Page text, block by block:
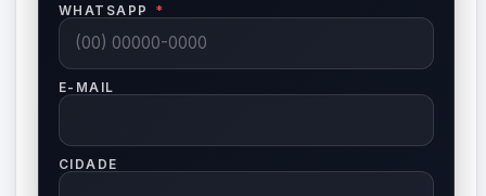
WHATSAPP *
E-MAIL
CIDADE